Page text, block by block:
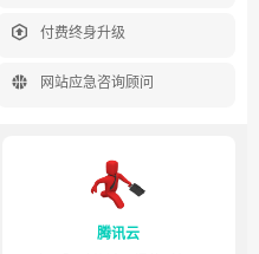
 付费终身升级
 网站应急咨询顾问
腾讯云